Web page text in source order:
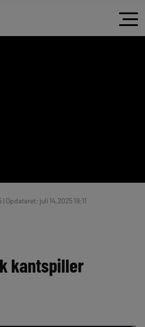
Opdateret: juli 14, 2025 19:11
kantspiller